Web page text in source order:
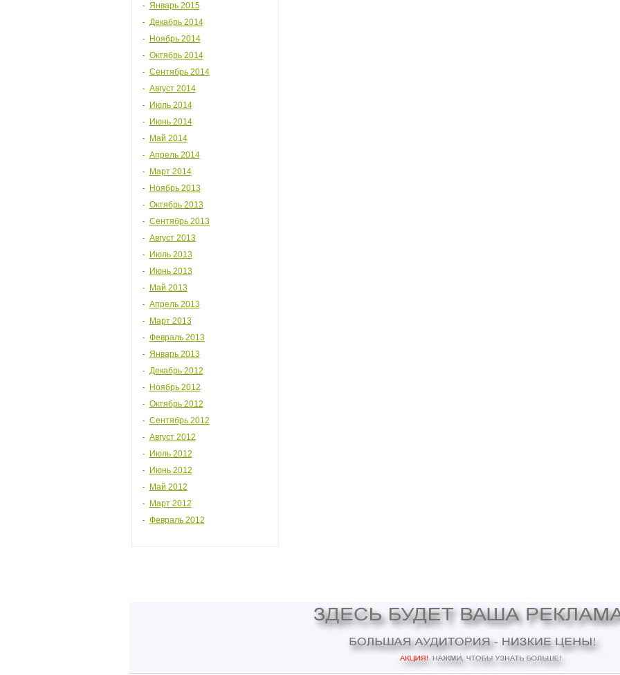
Январь 2015
Декабрь 2014
Ноябрь 2014
Октябрь 2014
Сентябрь 2014
Август 2014
Июль 2014
Июнь 2014
Май 2014
Апрель 2014
Март 2014
Ноябрь 2013
Октябрь 2013
Сентябрь 2013
Август 2013
Июль 2013
Июнь 2013
Май 2013
Апрель 2013
Март 2013
Февраль 2013
Январь 2013
Декабрь 2012
Ноябрь 2012
Октябрь 2012
Сентябрь 2012
Август 2012
Июль 2012
Июнь 2012
Май 2012
Март 2012
Февраль 2012